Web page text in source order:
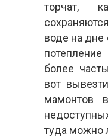
торчат,
воде на дне
более
вот
мамонтов
туда можно